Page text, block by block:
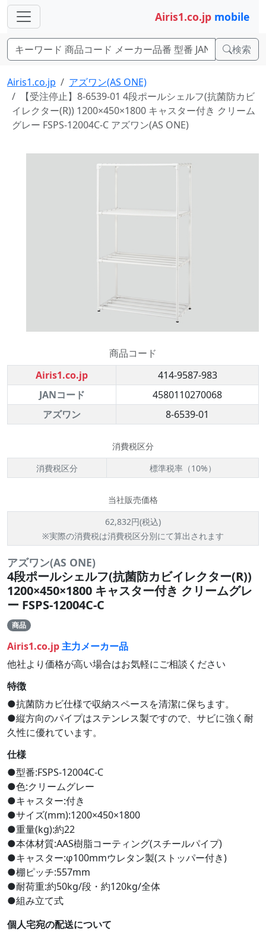
Airis1.co.jp mobile
検索
Airis1.co.jp
アズワン(AS ONE)
【受注停止】8-6539-01 4段ポールシェルフ(抗菌防カビ
イレクター(R)) 1200×450×1800 キャスター付き クリーム
グレー FSPS-12004C-C アズワン(AS ONE)
商品コード
Airis1.co.jp
414-9587-983
JANコード
4580110270068
アズワン
8-6539-01
消費税区分
消費税区分
標準税率（10%）
当社販売価格
62,832円(税込)
※実際の消費税は消費税区分別にて算出されます
アズワン(AS ONE)
4段ポールシェルフ(抗菌防カビイレクター(R))
1200×450×1800 キャスター付き クリームグレ
ー FSPS-12004C-C
商品
Airis1.co.jp主力メーカー品
他社より価格が高い場合はお気軽にご相談ください
特徴
●抗菌防カビ仕様で収納スペースを清潔に保ちます。
●縦方向のパイプはステンレス製ですので、サビに強く耐
久性に優れています。
仕様
●型番:FSPS-12004C-C
●色:クリームグレー
●キャスター:付き
●サイズ(mm):1200×450×1800
●重量(kg):約22
●本体材質:AAS樹脂コーティング(スチールパイプ)
●キャスター:φ100mmウレタン製(ストッパー付き)
●棚ピッチ:557mm
●耐荷重:約50kg/段・約120kg/全体
●組み立て式
個人宅宛の配送について